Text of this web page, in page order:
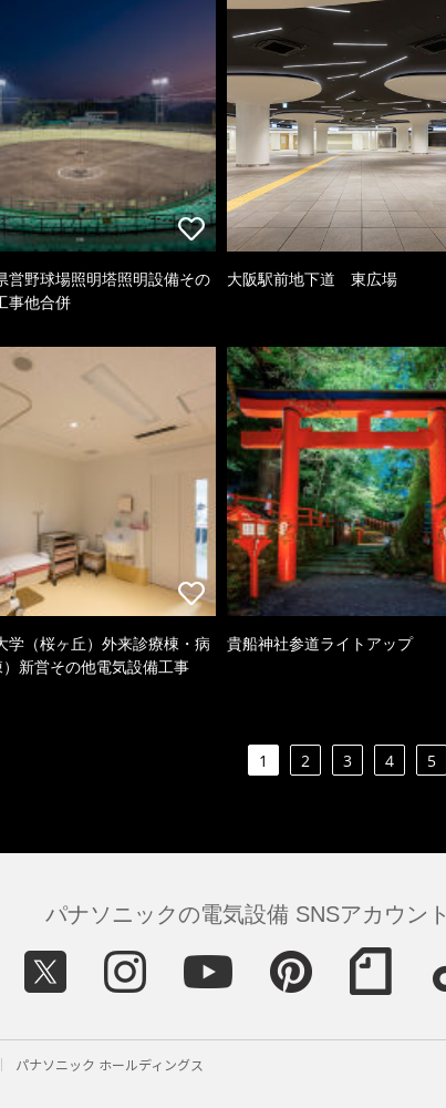
営野球場照明塔照明設備その
事他合併
大阪駅前地下道 東広場
学（桜ヶ丘）外来診療棟・病
新営その他電気設備工事
貴船神社参道ライトアップ
1 2 3 4 5
パナソニックの電気設備 SNSアカウント
パナソニック ホールディングス